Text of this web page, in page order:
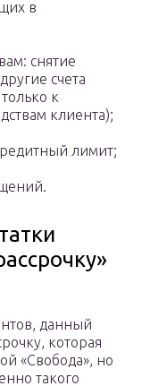
в
снятие
счета
к
клиента);
лимит;
данный
которая
«Свобода», но
такого